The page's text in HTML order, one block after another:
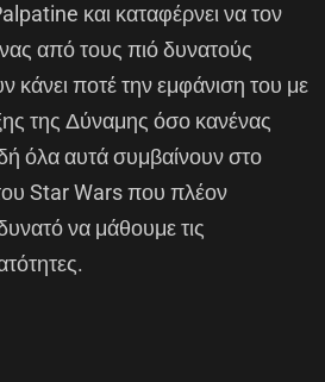
και καταφέρνει να τον
από τους πιό δυνατούς
κάνει ποτέ την εμφάνιση του με
της Δύναμης όσο κανένας
όλα αυτά συμβαίνουν στο
Star Wars που πλέον
να μάθουμε τις